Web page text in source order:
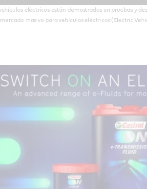
eléctricos están demostrados en pruebas y
masivo para vehículos eléctricos (Electric